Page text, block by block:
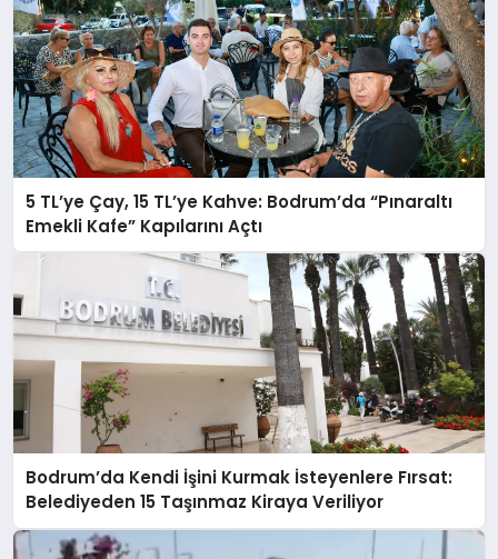
5 TL’ye Çay, 15 TL’ye Kahve: Bodrum’da “Pınaraltı
Emekli Kafe” Kapılarını Açtı
Bodrum’da Kendi İşini Kurmak İsteyenlere Fırsat:
Belediyeden 15 Taşınmaz Kiraya Veriliyor